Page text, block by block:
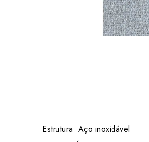
Estrutura: Aço inoxidável